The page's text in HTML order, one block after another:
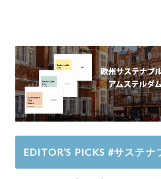
EDITOR’S PICKS #サステナ